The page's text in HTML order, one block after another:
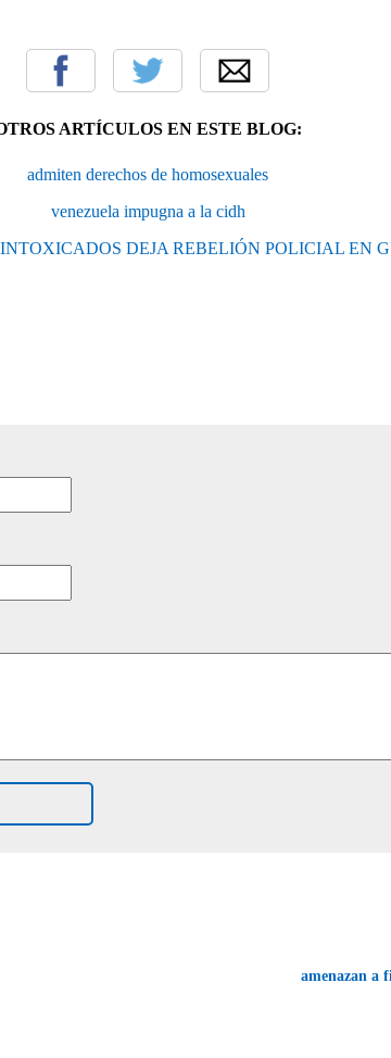
ARTÍCULOS EN ESTE BLOG:
admiten derechos de homosexuales
venezuela impugna a la cidh
DEJA REBELIÓN POLICIAL EN
amenazan a